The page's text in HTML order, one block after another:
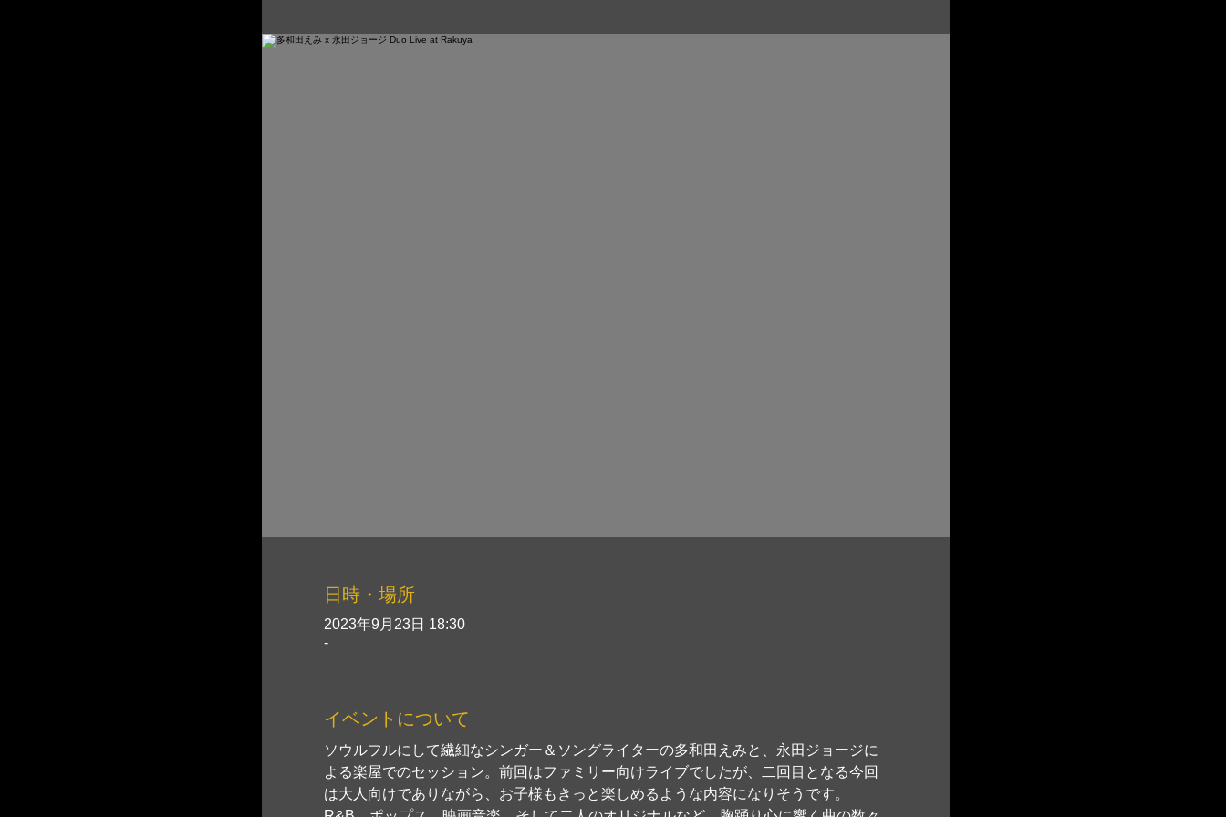
日時・場所
2023年9月23日 18:30
-
イベントについて
ソウルフルにして繊細なシンガー＆ソングライターの多和田えみと、永田ジョージに
よる楽屋でのセッション。前回はファミリー向けライブでしたが、二回目となる今回
は大人向けでありながら、お子様もきっと楽しめるような内容になりそうです。